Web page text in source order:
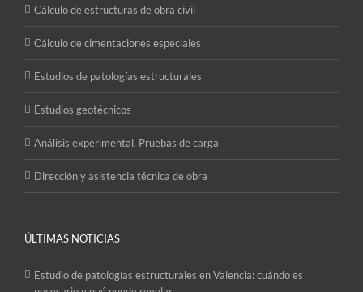
Cálculo de estructuras de obra civil
Cálculo de cimentaciones especiales
Estudios de patologías estructurales
Estudios geotécnicos
Análisis experimental. Pruebas de carga
Dirección y asistencia técnica de obra
ÚLTIMAS NOTICIAS
Estudio de patologías estructurales en Valencia: cuándo es